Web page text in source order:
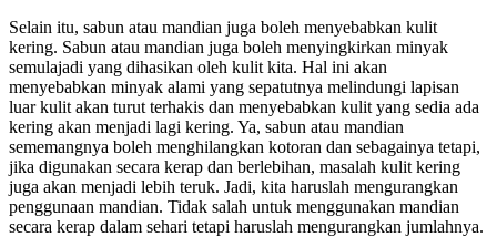
Selain itu, sabun atau mandian juga boleh menyebabkan kulit
kering. Sabun atau mandian juga boleh menyingkirkan minyak
semulajadi yang dihasikan oleh kulit kita. Hal ini akan
menyebabkan minyak alami yang sepatutnya melindungi lapisan
luar kulit akan turut terhakis dan menyebabkan kulit yang sedia ada
kering akan menjadi lagi kering. Ya, sabun atau mandian
sememangnya boleh menghilangkan kotoran dan sebagainya tetapi,
jika digunakan secara kerap dan berlebihan, masalah kulit kering
juga akan menjadi lebih teruk. Jadi, kita haruslah mengurangkan
penggunaan mandian. Tidak salah untuk menggunakan mandian
secara kerap dalam sehari tetapi haruslah mengurangkan jumlahnya.